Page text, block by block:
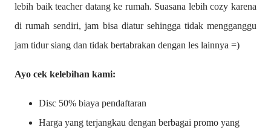
lebih baik teacher datang ke rumah. Suasana lebih cozy karena
di rumah sendiri, jam bisa diatur sehingga tidak mengganggu
jam tidur siang dan tidak bertabrakan dengan les lainnya =)
Ayo cek kelebihan kami:
Disc 50% biaya pendaftaran
Harga yang terjangkau dengan berbagai promo yang